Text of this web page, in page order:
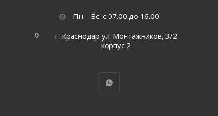
Пн – Вс: с 07.00 до 16.00
г. Краснодар ул. Монтажников, 3/2
корпус 2